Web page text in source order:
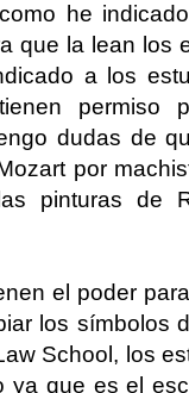
he
que la lean
a los
dudas de
por
pinturas de
el poder
los símbolos
School, los
ya que es el